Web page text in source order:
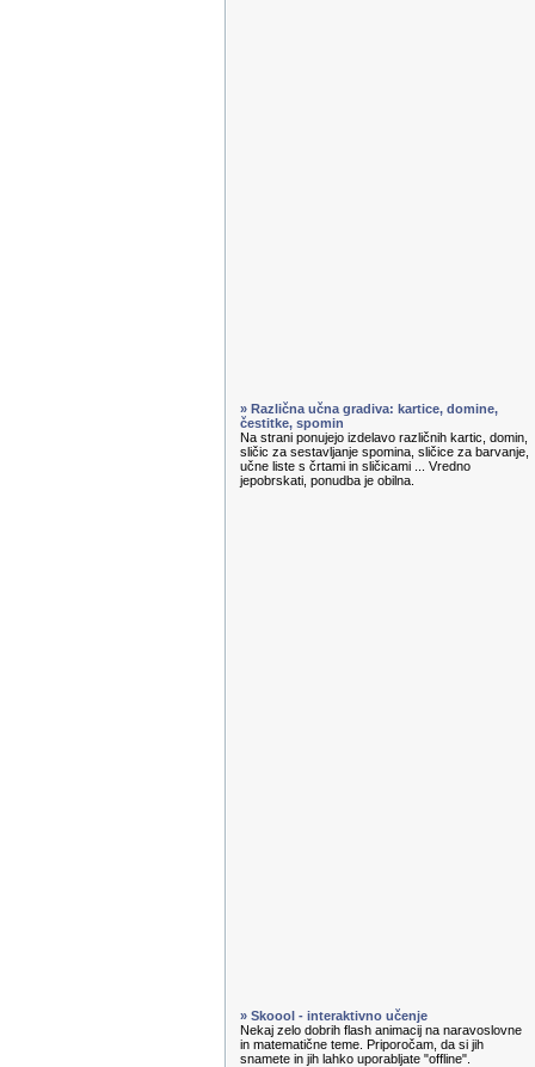
» Različna učna gradiva: kartice, domine,
čestitke, spomin
Na strani ponujejo izdelavo različnih kartic, domin,
sličic za sestavljanje spomina, sličice za barvanje,
učne liste s črtami in sličicami ... Vredno
jepobrskati, ponudba je obilna.
» Skoool - interaktivno učenje
Nekaj zelo dobrih flash animacij na naravoslovne
in matematične teme. Priporočam, da si jih
snamete in jih lahko uporabljate "offline".